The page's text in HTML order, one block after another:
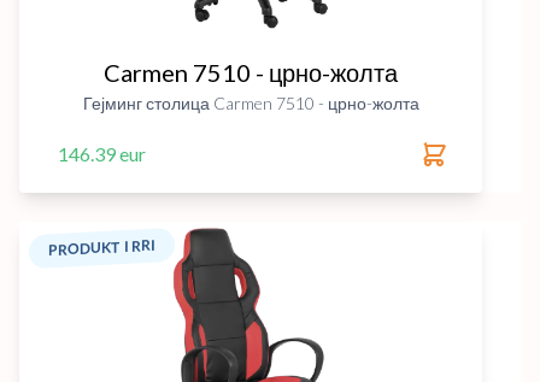
Carmen 7510 - црно-жолта
Гејминг столица Carmen 7510 - црно-жолта
146.39 eur
PRODUKT I RRI